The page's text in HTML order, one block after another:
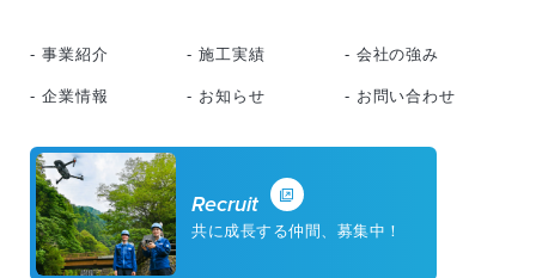
- 事業紹介 - 施工実績 - 会社の強み
- 企業情報 - お知らせ - お問い合わせ
Recruit
共に成長する仲間、募集中！